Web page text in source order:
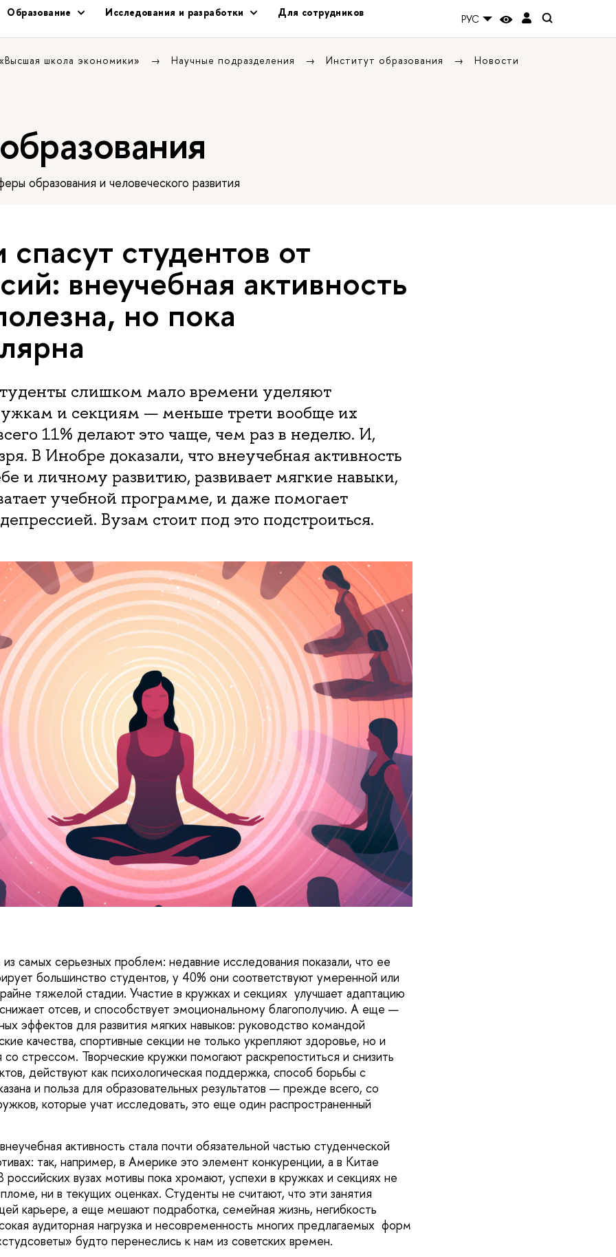
Образование Исследования и разработки Для сотрудников РУС
школа экономики» Научные подразделения Институт образования Новости
образования и человеческого развития
студентов от
внеучебная активность
но пока
слишком мало времени уделяют
и секциям — меньше трети вообще их
11% делают это чаще, чем раз в неделю. И,
В Инобре доказали, что внеучебная активность
и личному развитию, развивает мягкие навыки,
учебной программе, и даже помогает
Вузам стоит под это подстроиться.
самых серьезных проблем: недавние исследования показали, что ее
большинство студентов, у 40% они соответствуют умеренной или
тяжелой стадии. Участие в кружках и секциях улучшает адаптацию
отсев, и способствует эмоциональному благополучию. А еще —
эффектов для развития мягких навыков: руководство командой
качества, спортивные секции не только укрепляют здоровье, но и
стрессом. Творческие кружки помогают раскрепоститься и снизить
действуют как психологическая поддержка, способ борьбы с
и польза для образовательных результатов — прежде всего, со
которые учат исследовать, это еще один распространенный
активность стала почти обязательной частью студенческой
так, например, в Америке это элемент конкуренции, а в Китае
российских вузах мотивы пока хромают, успехи в кружках и секциях не
ни в текущих оценках. Студенты не считают, что эти занятия
карьере, а еще мешают подработка, семейная жизнь, негибкость
аудиторная нагрузка и несовременность многих предлагаемых форм
будто перенеслись к нам из советских времен.